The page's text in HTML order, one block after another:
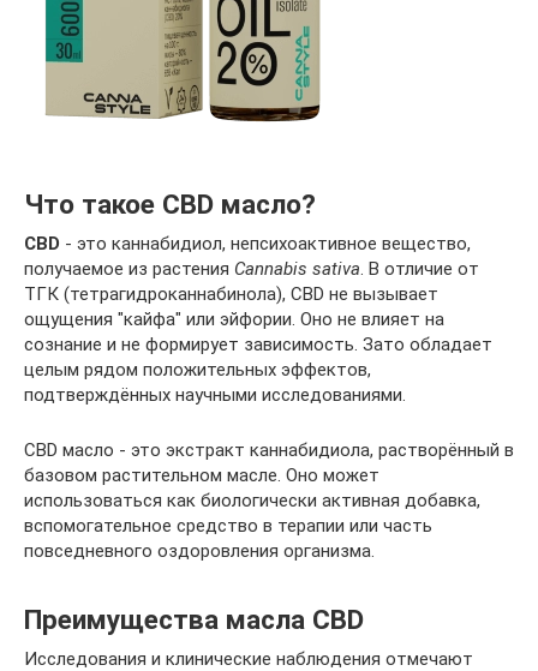
Что такое CBD масло?
CBD - это каннабидиол, непсихоактивное вещество,
получаемое из растения Cannabis sativa. В отличие от
ТГК (тетрагидроканнабинола), CBD не вызывает
ощущения "кайфа" или эйфории. Оно не влияет на
сознание и не формирует зависимость. Зато обладает
целым рядом положительных эффектов,
подтверждённых научными исследованиями.
CBD масло - это экстракт каннабидиола, растворённый в
базовом растительном масле. Оно может
использоваться как биологически активная добавка,
вспомогательное средство в терапии или часть
повседневного оздоровления организма.
Преимущества масла CBD
Исследования и клинические наблюдения отмечают